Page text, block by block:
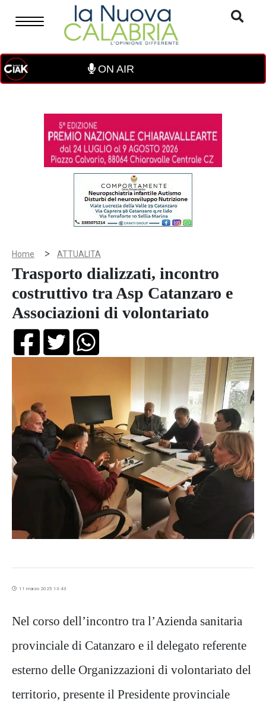
ON AIR
Home > ATTUALITA
Trasporto dializzati, incontro
costruttivo tra Asp Catanzaro e
Associazioni di volontariato
11 marzo 2025 13:43
Nel corso dell’incontro tra l’Azienda sanitaria
provinciale di Catanzaro e il delegato referente
esterno delle Organizzazioni di volontariato del
territorio, presente il Presidente provinciale